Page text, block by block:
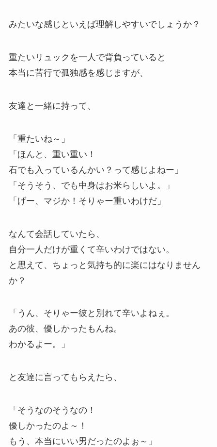
みたいな感じといえば理解しやすいでしょうか？
重たいリュックを一人で背負っていると
本当に苦行で孤独感を感じますが、
友達と一緒に持って、
「重たいね～」
「ほんと、重い重い！
石でも入っているんかい？って感じよねー」
「そうそう、でも中身はお米らしいよ。」
「げー、マジか！そりゃー重いわけだ」
なんて会話していたら、
自分一人だけが重くて辛いわけではない。
と思えて、ちょっと気持ち的に楽にはなりません
か？
「うん、そりゃー彼と別れて辛いよねぇ。
あの彼、優しかったもんね。
わかるよー。」
と友達に言ってもらえたら、
「そうなのそうなの！
優しかったのよ～！
もう、本当にいい男だったのよぉ～」